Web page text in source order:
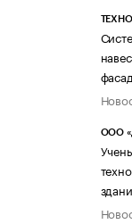
ООО